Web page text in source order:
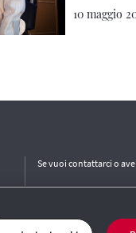
10 maggio
Se vuoi contattarci o